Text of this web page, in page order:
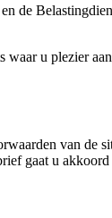
de
waar u plezier
van de
gaat u